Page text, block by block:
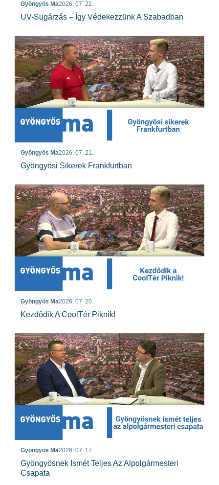
Gyöngyös Ma2026. 07. 22.
UV-Sugárzás – Így Védekezzünk A Szabadban
Gyöngyös Ma2026. 07. 21.
Gyöngyösi Sikerek Frankfurtban
Gyöngyös Ma2026. 07. 20.
Kezdődik A CoolTér Piknik!
Gyöngyös Ma2026. 07. 17.
Gyöngyösnek Ismét Teljes Az Alpolgármesteri
Csapata